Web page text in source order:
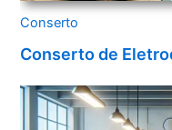
Conserto
Conserto de